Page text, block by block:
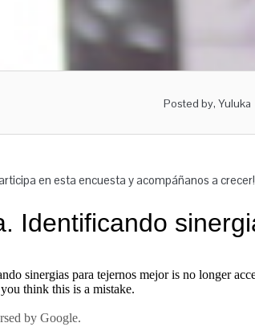
Posted by, Yuluka
en esta encuesta y acompáñanos a crecer!